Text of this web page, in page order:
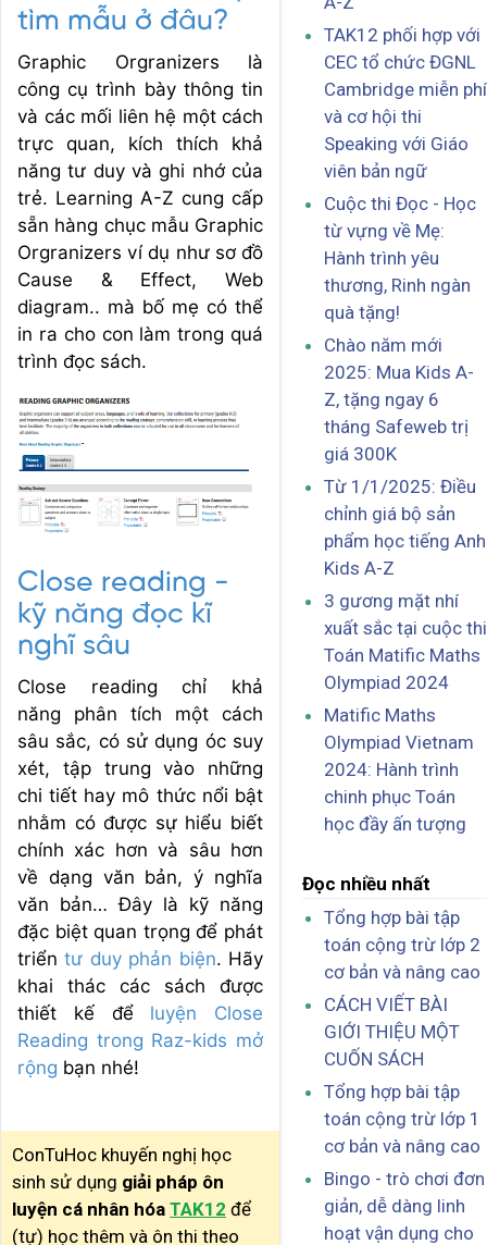
tìm mẫu ở đâu?
Graphic Orgranizers là
công cụ trình bày thông tin
và các mối liên hệ một cách
trực quan, kích thích khả
năng tư duy và ghi nhớ của
trẻ. Learning A-Z cung cấp
sẵn hàng chục mẫu Graphic
Orgranizers ví dụ như sơ đồ
Cause & Effect, Web
diagram.. mà bố mẹ có thể
in ra cho con làm trong quá
trình đọc sách.
Close reading -
kỹ năng đọc kĩ
nghĩ sâu
Close reading chỉ khả
năng phân tích một cách
sâu sắc, có sử dụng óc suy
xét, tập trung vào những
chi tiết hay mô thức nổi bật
nhằm có được sự hiểu biết
chính xác hơn và sâu hơn
về dạng văn bản, ý nghĩa
văn bản… Đây là kỹ năng
đặc biệt quan trọng để phát
triểntư duy phản biện. Hãy
khai thác các sách được
thiết kế để luyện Close
Reading trong Raz-kids mở
rộng bạn nhé!
ConTuHoc khuyến nghị học
sinh sử dụng giải pháp ôn
luyện cá nhân hóa TAK12 để
(tự) học thêm và ôn thi theo
TAK12 phối hợp với
CEC tổ chức ĐGNL
Cambridge miễn phí
và cơ hội thi
Speaking với Giáo
viên bản ngữ
Cuộc thi Đọc - Học
từ vựng về Mẹ:
Hành trình yêu
thương, Rinh ngàn
quà tặng!
Chào năm mới
2025: Mua Kids A-
Z, tặng ngay 6
tháng Safeweb trị
giá 300K
Từ 1/1/2025: Điều
chỉnh giá bộ sản
phẩm học tiếng Anh
Kids A-Z
3 gương mặt nhí
xuất sắc tại cuộc thi
Toán Matific Maths
Olympiad 2024
Matific Maths
Olympiad Vietnam
2024: Hành trình
chinh phục Toán
học đầy ấn tượng
Đọc nhiều nhất
Tổng hợp bài tập
toán cộng trừ lớp 2
cơ bản và nâng cao
CÁCH VIẾT BÀI
GIỚI THIỆU MỘT
CUỐN SÁCH
Tổng hợp bài tập
toán cộng trừ lớp 1
cơ bản và nâng cao
Bingo - trò chơi đơn
giản, dễ dàng linh
hoạt vận dụng cho